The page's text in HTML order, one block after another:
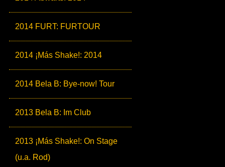
2014 FURT: FURTOUR
2014 ¡Más Shake!: 2014
2014 Bela B: Bye-now! Tour
2013 Bela B: Im Club
2013 ¡Más Shake!: On Stage
(u.a. Rod)